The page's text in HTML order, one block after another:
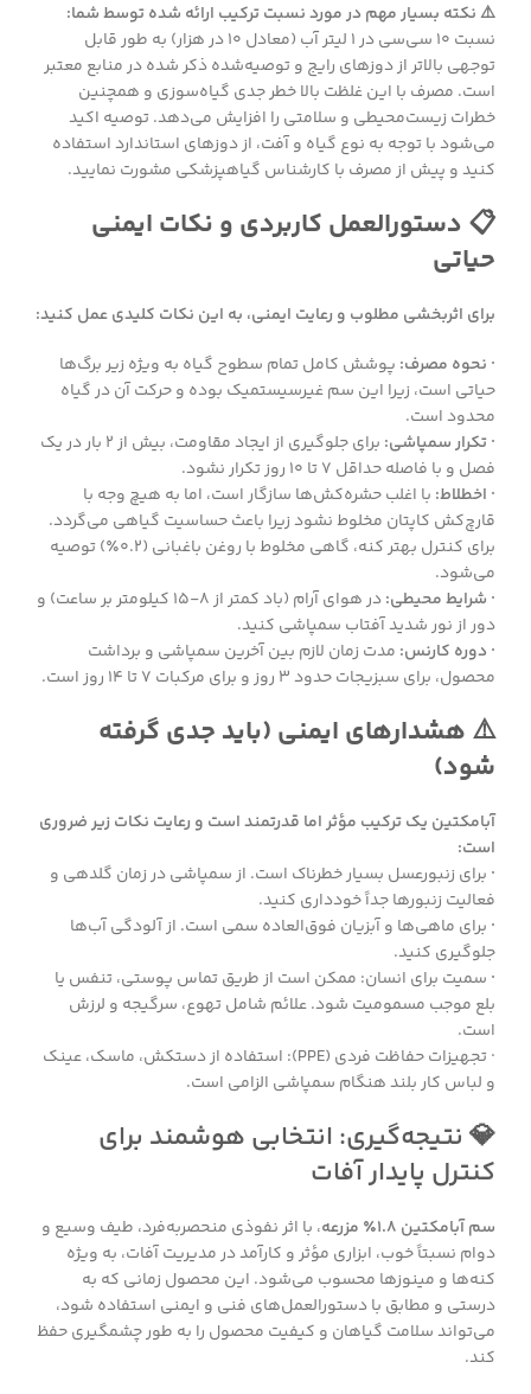
⚠️ نکته بسیار مهم در مورد نسبت ترکیب ارائه شده توسط شما:
نسبت ۱۰ سی‌سی در ۱ لیتر آب (معادل ۱۰ در هزار) به طور قابل
توجهی بالاتر از دوزهای رایج و توصیه‌شده ذکر شده در منابع معتبر
است. مصرف با این غلظت بالا خطر جدی گیاه‌سوزی و همچنین
خطرات زیست‌محیطی و سلامتی را افزایش می‌دهد. توصیه اکید
می‌شود با توجه به نوع گیاه و آفت، از دوزهای استاندارد استفاده
کنید و پیش از مصرف با کارشناس گیاهپزشکی مشورت نمایید.
📋 دستورالعمل کاربردی و نکات ایمنی
حیاتی
برای اثربخشی مطلوب و رعایت ایمنی، به این نکات کلیدی عمل کنید:
· نحوه مصرف: پوشش کامل تمام سطوح گیاه به ویژه زیر برگ‌ها
حیاتی است، زیرا این سم غیرسیستمیک بوده و حرکت آن در گیاه
محدود است.
· تکرار سمپاشی:
برای جلوگیری از ایجاد مقاومت، بیش از ۲ بار در یک
فصل و با فاصله حداقل ۷ تا ۱۰ روز تکرار نشود.
· اخطلاط: با اغلب حشره‌کش‌ها سازگار است، اما به هیچ وجه با
قارچ‌کش کاپتان مخلوط نشود زیرا باعث حساسیت گیاهی می‌گردد.
برای کنترل بهتر کنه، گاهی مخلوط با روغن باغبانی (۰.۲٪) توصیه
می‌شود.
· شرایط محیطی:
در هوای آرام (باد کمتر از ۸-۱۵ کیلومتر بر ساعت) و
دور از نور شدید آفتاب سمپاشی کنید.
· دوره کارنس: مدت زمان لازم بین آخرین سمپاشی و برداشت
محصول، برای سبزیجات حدود ۳ روز و برای مرکبات ۷ تا ۱۴ روز است.
⚠️ هشدارهای ایمنی (باید جدی گرفته
شود)
آبامکتین یک ترکیب مؤثر اما قدرتمند است و رعایت نکات زیر ضروری
است:
· برای زنبورعسل بسیار خطرناک است. از سمپاشی در زمان گلدهی و
فعالیت زنبورها جداً خودداری کنید.
· برای ماهی‌ها و آبزیان فوق‌العاده سمی است. از آلودگی آب‌ها
جلوگیری کنید.
· سمیت برای انسان: ممکن است از طریق تماس پوستی، تنفس یا
بلع موجب مسمومیت شود. علائم شامل تهوع، سرگیجه و لرزش
است.
· تجهیزات حفاظت فردی (PPE): استفاده از دستکش، ماسک، عینک
و لباس کار بلند هنگام سمپاشی الزامی است.
💎 نتیجه‌گیری: انتخابی هوشمند برای
کنترل پایدار آفات
سم آبامکتین ۱.۸٪ مزرعه
، با اثر نفوذی منحصربه‌فرد، طیف وسیع و
دوام نسبتاً خوب، ابزاری مؤثر و کارآمد در مدیریت آفات، به ویژه
کنه‌ها و مینوزها محسوب می‌شود. این محصول زمانی که به
درستی و مطابق با دستورالعمل‌های فنی و ایمنی استفاده شود،
می‌تواند سلامت گیاهان و کیفیت محصول را به طور چشمگیری حفظ
کند.